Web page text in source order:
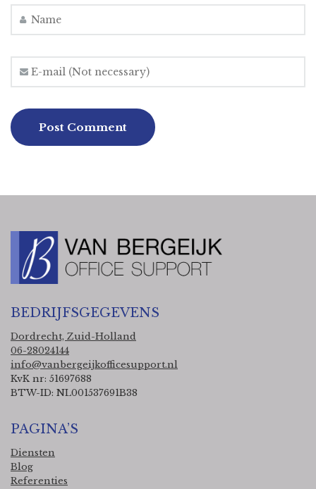
BEDRIJFSGEGEVENS
Dordrecht, Zuid-Holland
06-28024144
info@vanbergeijkofficesupport.nl
KvK nr: 51697688
BTW-ID: NL001537691B38
PAGINA’S
Diensten
Blog
Referenties